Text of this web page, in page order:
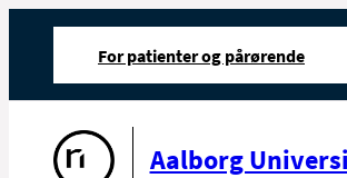
For patienter og pårørende
Aalborg